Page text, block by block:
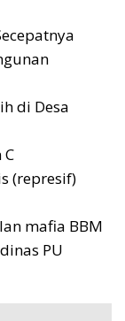
di Desa
(represif)
mafia BBM
PU